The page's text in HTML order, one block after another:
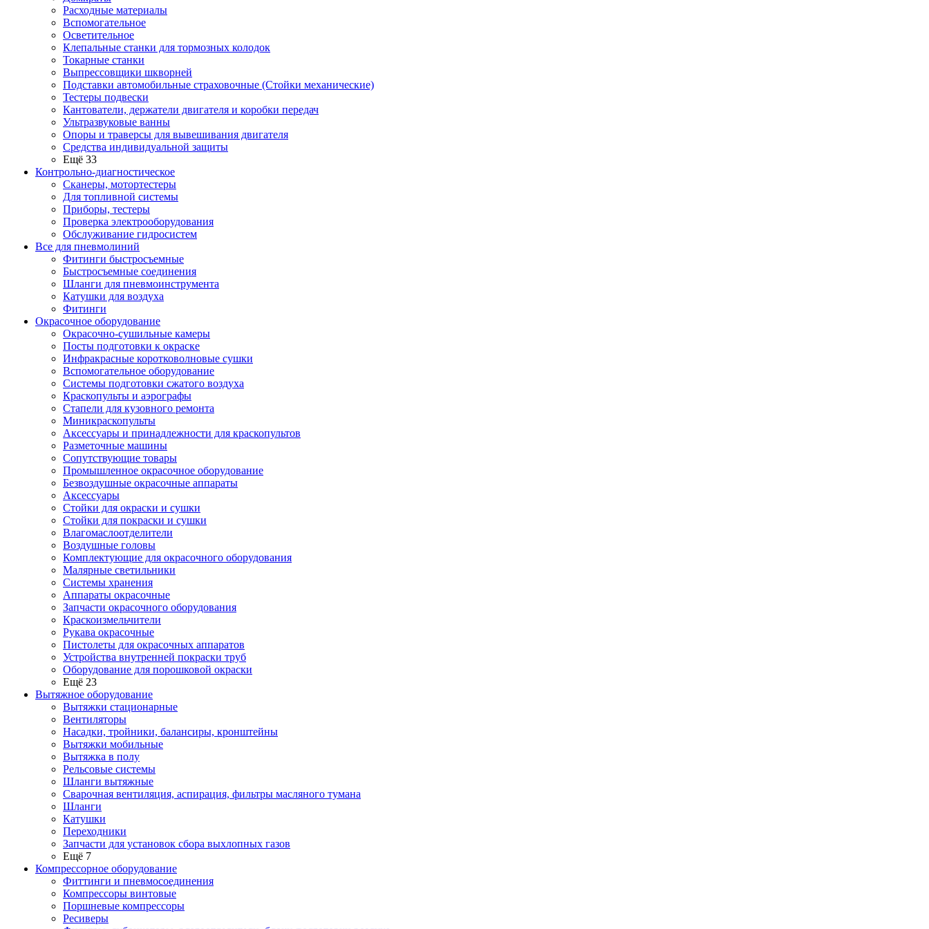
Расходные материалы
Вспомогательное
Осветительное
Клепальные станки для тормозных колодок
Токарные станки
Выпрессовщики шкворней
Подставки автомобильные страховочные (Стойки механические)
Тестеры подвески
Кантователи, держатели двигателя и коробки передач
Ультразвуковые ванны
Опоры и траверсы для вывешивания двигателя
Средства индивидуальной защиты
Ещё 33
Контрольно-диагностическое
Сканеры, мотортестеры
Для топливной системы
Приборы, тестеры
Проверка электрооборудования
Обслуживание гидросистем
Все для пневмолиний
Фитинги быстросъемные
Быстросъемные соединения
Шланги для пневмоинструмента
Катушки для воздуха
Фитинги
Окрасочное оборудование
Окрасочно-сушильные камеры
Посты подготовки к окраске
Инфракрасные коротковолновые сушки
Вспомогательное оборудование
Системы подготовки сжатого воздуха
Краскопульты и аэрографы
Стапели для кузовного ремонта
Миникраскопульты
Аксессуары и принадлежности для краскопультов
Разметочные машины
Сопутствующие товары
Промышленное окрасочное оборудование
Безвоздушные окрасочные аппараты
Аксессуары
Стойки для окраски и сушки
Стойки для покраски и сушки
Влагомаслоотделители
Воздушные головы
Комплектующие для окрасочного оборудования
Малярные светильники
Системы хранения
Аппараты окрасочные
Запчасти окрасочного оборудования
Краскоизмельчители
Рукава окрасочные
Пистолеты для окрасочных аппаратов
Устройства внутренней покраски труб
Оборудование для порошковой окраски
Ещё 23
Вытяжное оборудование
Вытяжки стационарные
Вентиляторы
Насадки, тройники, балансиры, кронштейны
Вытяжки мобильные
Вытяжка в полу
Рельсовые системы
Шланги вытяжные
Сварочная вентиляция, аспирация, фильтры масляного тумана
Шланги
Катушки
Переходники
Запчасти для установок сбора выхлопных газов
Ещё 7
Компрессорное оборудование
Фиттинги и пневмосоединения
Компрессоры винтовые
Поршневые компрессоры
Ресиверы